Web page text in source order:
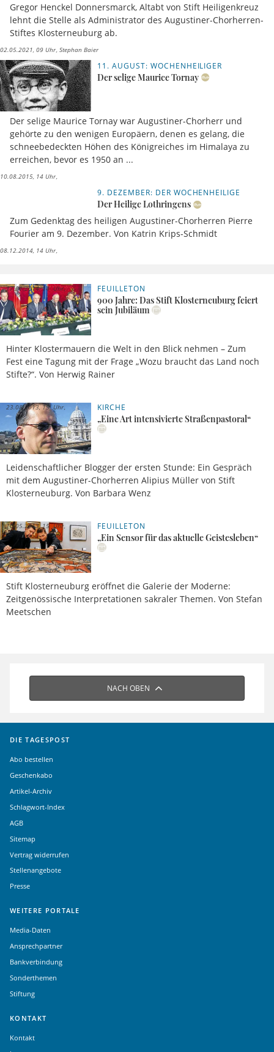
Gregor Henckel Donnersmarck, Altabt von Stift Heiligenkreuz
lehnt die Stelle als Administrator des Augustiner-Chorherren-
Stiftes Klosterneuburg ab.
02.05.2021, 09 Uhr Stephan Baier
11. AUGUST: WOCHENHEILIGER
Der selige Maurice Tornay
Der selige Maurice Tornay war Augustiner-Chorherr und
gehörte zu den wenigen Europäern, denen es gelang, die
schneebedeckten Höhen des Königreiches im Himalaya zu
erreichen, bevor es 1950 an ...
10.08.2015, 14 Uhr
9. DEZEMBER: DER WOCHENHEILIGE
Der Heilige Lothringens
Zum Gedenktag des heiligen Augustiner-Chorherren Pierre
Fourier am 9. Dezember. Von Katrin Krips-Schmidt
08.12.2014, 14 Uhr
FEUILLETON
900 Jahre: Das Stift Klosterneuburg feiert
sein Jubiläum
Hinter Klostermauern die Welt in den Blick nehmen – Zum
Fest eine Tagung mit der Frage „Wozu braucht das Land noch
Stifte?“. Von Herwig Rainer
17.01.2014, 14 Uhr
KIRCHE
„Eine Art intensivierte Straßenpastoral“
Leidenschaftlicher Blogger der ersten Stunde: Ein Gespräch
mit dem Augustiner-Chorherren Alipius Müller von Stift
Klosterneuburg. Von Barbara Wenz
23.08.2013, 15 Uhr
FEUILLETON
„Ein Sensor für das aktuelle Geistesleben“
Stift Klosterneuburg eröffnet die Galerie der Moderne:
Zeitgenössische Interpretationen sakraler Themen. Von Stefan
Meetschen
10.05.2013, 15 Uhr
NACH OBEN
DIE TAGESPOST
Abo bestellen
Geschenkabo
Artikel-Archiv
Schlagwort-Index
AGB
Sitemap
Vertrag widerrufen
Stellenangebote
Presse
WEITERE PORTALE
Media-Daten
Ansprechpartner
Bankverbindung
Sonderthemen
Stiftung
KONTAKT
Kontakt